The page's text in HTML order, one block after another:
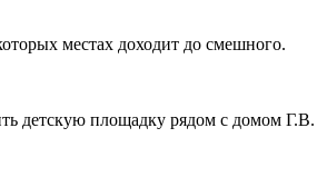
местах доходит до смешного.
детскую площадку рядом с домом